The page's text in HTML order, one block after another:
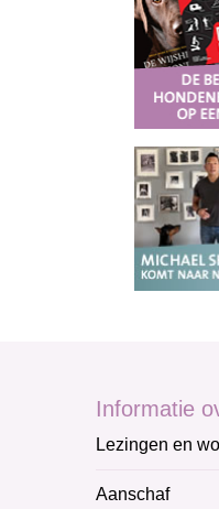
Informatie
Lezingen en
Aanschaf